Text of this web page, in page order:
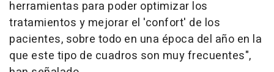
herramientas para poder optimizar los
tratamientos y mejorar el 'confort' de los
pacientes, sobre todo en una época del año en la
que este tipo de cuadros son muy frecuentes",